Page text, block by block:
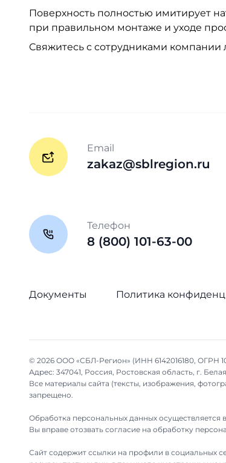
Поверхность полностью имитирует
при правильном монтаже и уходе
Свяжитесь с сотрудниками
Email
zakaz@sblregion.ru
Телефон
8 (800) 101-63-00
Документы Политика
© 2026 ООО «СБЛ-Регион» (ИНН 6142016180, ОГРН
Адрес: 347041, Россия, Ростовская область, г.
Все материалы сайта (тексты, изображения,
запрещено.
Обработка персональных данных осуществляется
Вы вправе отозвать согласие на обработку
Сайт содержит ссылки на профили в социальных